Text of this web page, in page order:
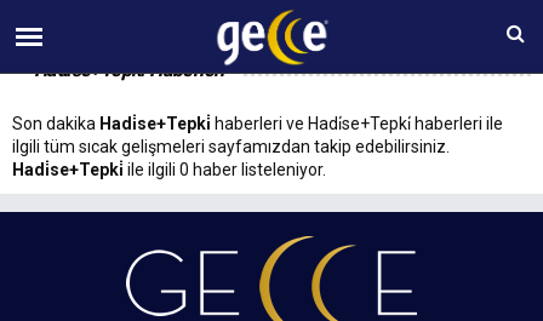
10 AĞUSTOS Pazartesi 07:42
Hadi̇se+Tepki̇ Haberleri
Son dakika Hadi̇se+Tepki̇ haberleri ve Hadi̇se+Tepki̇ haberleri ile
ilgili tüm sıcak gelişmeleri sayfamızdan takip edebilirsiniz.
Hadi̇se+Tepki̇ ile ilgili 0 haber listeleniyor.